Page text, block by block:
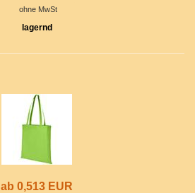
ohne MwSt
lagernd
ab 0,513 EUR